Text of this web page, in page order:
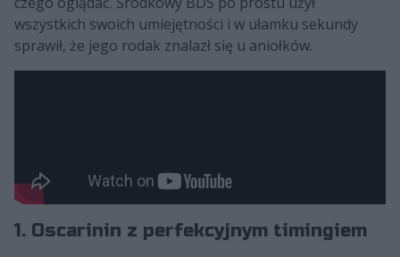
wszystkich swoich umiejętności i w ułamku sekundy
sprawił, że jego rodak znalazł się u aniołków.
1. Oscarinin z perfekcyjnym timingiem